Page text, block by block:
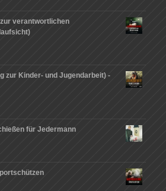
verantwortlichen
zur Kinder- und Jugendarbeit) -
für Jedermann